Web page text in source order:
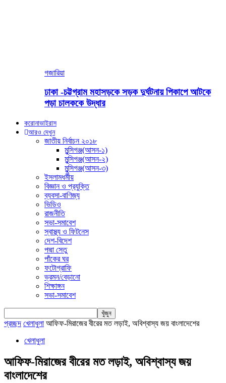
গজারিয়া
ঢাকা -চট্টগ্রাম মহাসড়কে সড়ক দুর্ঘটনায় পিকাপে আটকে
পড়া চালককে উদ্ধার
করোনাভাইরাস
আরও দেখুন
জাতীয় নির্বাচন ২০১৮
মুন্সিগঞ্জ(আসন-১)
মুন্সিগঞ্জ(আসন-২)
মুন্সিগঞ্জ(আসন-৩)
ইসলামধর্মীয়
বিজ্ঞান ও প্রযুক্তি
ব্যবসা-বাণিজ্য
ভিডিও
রাজনীতি
সভা-সমাবেশ
স্বাস্থ্য ও ফিটনেস
দেশ-বিদেশ
পদ্মা সেতু
পাঁকের ঘর
ফটোগ্রাফি
ভ্রমন/বেড়ানো
শিক্ষাঙ্গন
সভা-সমাবেশ
প্রচ্ছদ খেলাধুলা আফিফ-মিরাজের বীরের মত লড়াই, অবিশ্বাস্য জয় বাংলাদেশের
খেলাধুলা
আফিফ-মিরাজের বীরের মত লড়াই, অবিশ্বাস্য জয়
বাংলাদেশের